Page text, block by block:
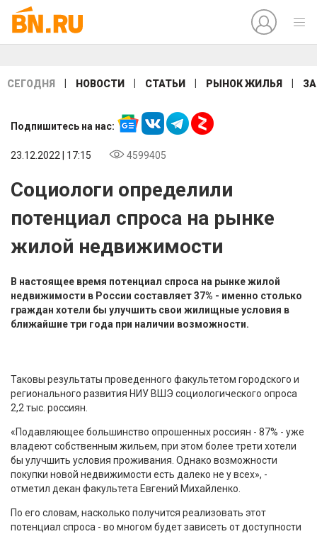
СЕГОДНЯ НОВОСТИ СТАТЬИ РЫНОК ЖИЛЬЯ
Подпишитесь на нас:
23.12.2022 | 17:15 4599405
Социологи определили
потенциал спроса на рынке
жилой недвижимости
В настоящее время потенциал спроса на рынке жилой
недвижимости в России составляет 37% - именно столько
граждан хотели бы улучшить свои жилищные условия в
ближайшие три года при наличии возможности.
Таковы результаты проведенного факультетом городского и
регионального развития НИУ ВШЭ социологического опроса
2,2 тыс. россиян.
«Подавляющее большинство опрошенных россиян - 87% - уже
владеют собственным жильем, при этом более трети хотели
бы улучшить условия проживания. Однако возможности
покупки новой недвижимости есть далеко не у всех», -
отметил декан факультета Евгений Михайленко.
По его словам, насколько получится реализовать этот
потенциал спроса - во многом будет зависеть от доступности